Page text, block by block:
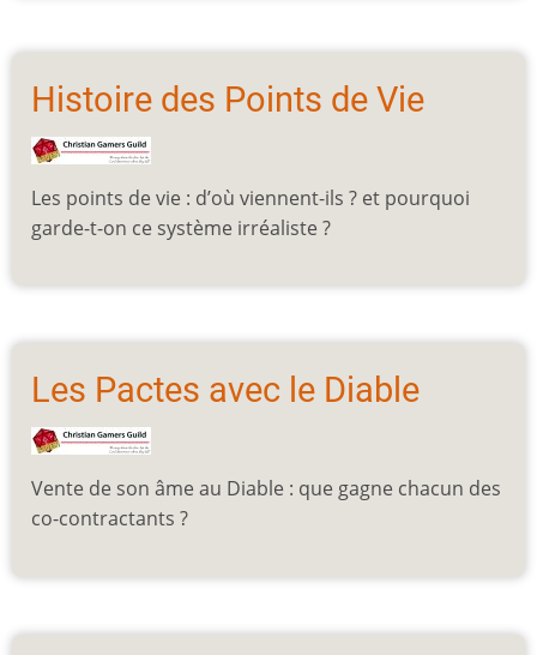
Histoire des Points de Vie
Les points de vie : d’où viennent-ils ? et pourquoi
garde-t-on ce système irréaliste ?
Les Pactes avec le Diable
Vente de son âme au Diable : que gagne chacun des
co-contractants ?